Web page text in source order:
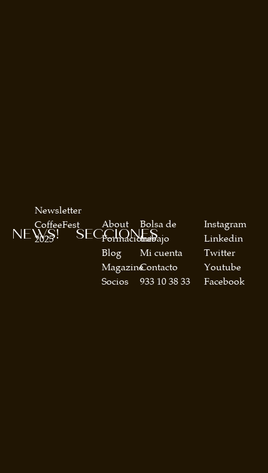
SECCIONES
About
Formaciones
Blog
Magazine
Socios
Bolsa de
trabajo
Mi cuenta
Contacto
933 10 38 33
NEWS!
Newsletter
CoffeeFest
2025
Instagram
Linkedin
Twitter
Youtube
Facebook